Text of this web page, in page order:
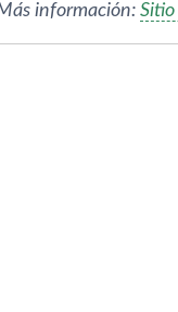
información: